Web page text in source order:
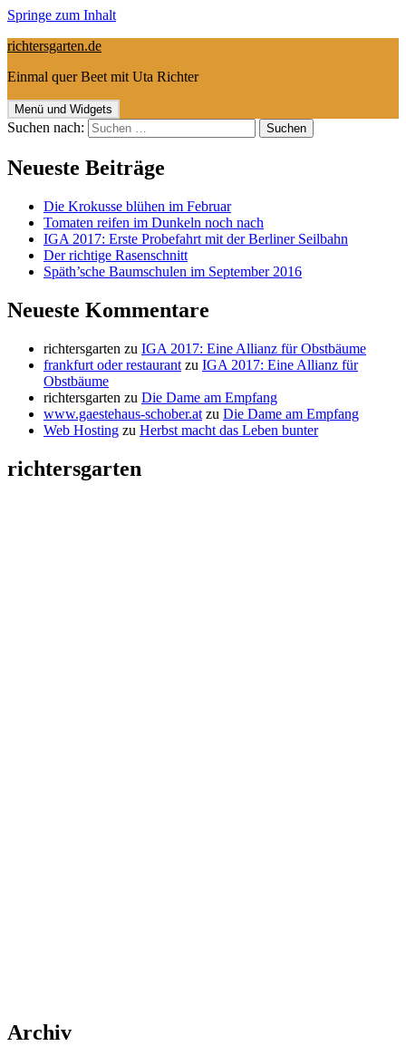
Springe zum Inhalt
richtersgarten.de
Einmal quer Beet mit Uta Richter
Menü und Widgets
Suchen nach:
Neueste Beiträge
Die Krokusse blühen im Februar
Tomaten reifen im Dunkeln noch nach
IGA 2017: Erste Probefahrt mit der Berliner Seilbahn
Der richtige Rasenschnitt
Späth’sche Baumschulen im September 2016
Neueste Kommentare
richtersgarten zu IGA 2017: Eine Allianz für Obstbäume
frankfurt oder restaurant zu IGA 2017: Eine Allianz für
Obstbäume
richtersgarten zu Die Dame am Empfang
www.gaestehaus-schober.at zu Die Dame am Empfang
Web Hosting zu Herbst macht das Leben bunter
richtersgarten
Archiv